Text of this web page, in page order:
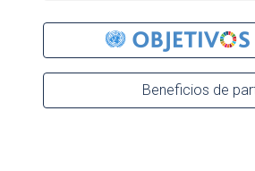
Beneficios de